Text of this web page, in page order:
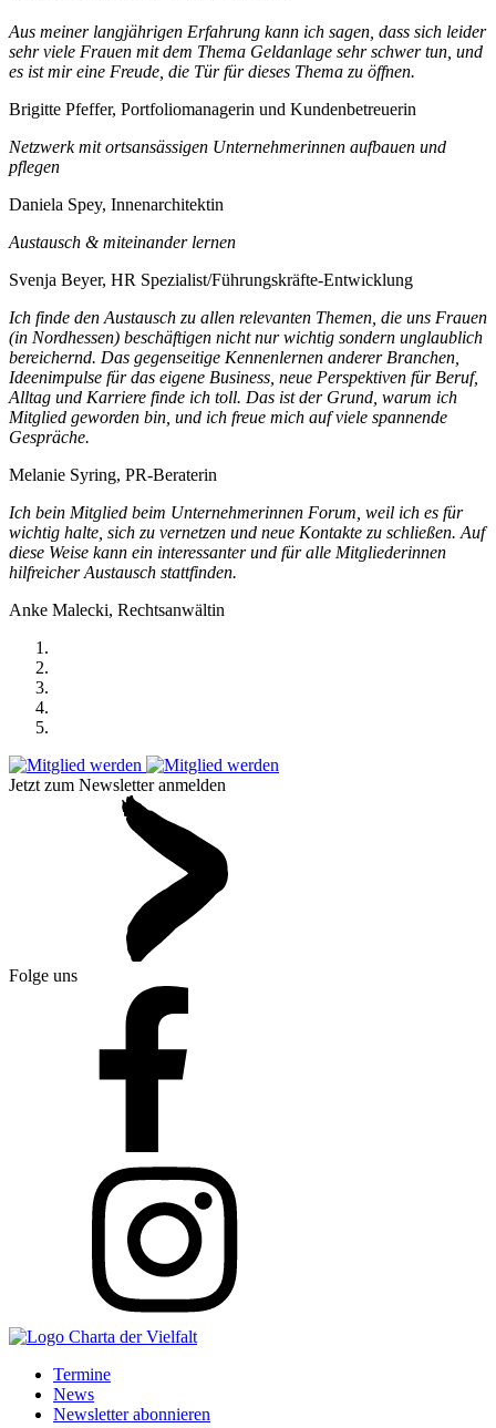
Aus meiner langjährigen Erfahrung kann ich sagen, dass sich leider
sehr viele Frauen mit dem Thema Geldanlage sehr schwer tun, und
es ist mir eine Freude, die Tür für dieses Thema zu öffnen.
Brigitte Pfeffer, Portfoliomanagerin und Kundenbetreuerin
Netzwerk mit ortsansässigen Unternehmerinnen aufbauen und
pflegen
Daniela Spey, Innenarchitektin
Austausch & miteinander lernen
Svenja Beyer, HR Spezialist/Führungskräfte-Entwicklung
Ich finde den Austausch zu allen relevanten Themen, die uns Frauen
(in Nordhessen) beschäftigen nicht nur wichtig sondern unglaublich
bereichernd. Das gegenseitige Kennenlernen anderer Branchen,
Ideenimpulse für das eigene Business, neue Perspektiven für Beruf,
Alltag und Karriere finde ich toll. Das ist der Grund, warum ich
Mitglied geworden bin, und ich freue mich auf viele spannende
Gespräche.
Melanie Syring, PR-Beraterin
Ich bein Mitglied beim Unternehmerinnen Forum, weil ich es für
wichtig halte, sich zu vernetzen und neue Kontakte zu schließen. Auf
diese Weise kann ein interessanter und für alle Mitgliederinnen
hilfreicher Austausch stattfinden.
Anke Malecki, Rechtsanwältin
Jetzt zum Newsletter anmelden
Folge uns
Termine
News
Newsletter abonnieren